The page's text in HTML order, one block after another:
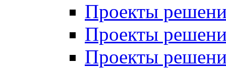
Проекты
Проекты
Проекты